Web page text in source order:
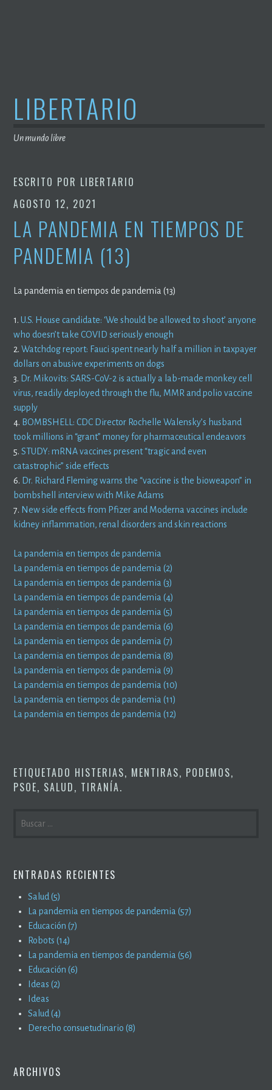
LIBERTARIO
Un mundo libre
ESCRITO POR LIBERTARIO
AGOSTO 12, 2021
LA PANDEMIA EN TIEMPOS DE
PANDEMIA (13)
La pandemia en tiempos de pandemia (13)
1.U.S. House candidate: ‘We should be allowed to shoot’ anyone
who doesn’t take COVID seriously enough
2.Watchdog report: Fauci spent nearly half a million in taxpayer
dollars on abusive experiments on dogs
3. Dr. Mikovits: SARS-CoV-2 is actually a lab-made monkey cell
virus, readily deployed through the flu, MMR and polio vaccine
supply
4. BOMBSHELL: CDC Director Rochelle Walensky’s husband
took millions in “grant” money for pharmaceutical endeavors
5.STUDY: mRNA vaccines present “tragic and even
catastrophic” side effects
6. Dr. Richard Fleming warns the “vaccine is the bioweapon” in
bombshell interview with Mike Adams
7. New side effects from Pfizer and Moderna vaccines include
kidney inflammation, renal disorders and skin reactions
La pandemia en tiempos de pandemia
La pandemia en tiempos de pandemia (2)
La pandemia en tiempos de pandemia (3)
La pandemia en tiempos de pandemia (4)
La pandemia en tiempos de pandemia (5)
La pandemia en tiempos de pandemia (6)
La pandemia en tiempos de pandemia (7)
La pandemia en tiempos de pandemia (8)
La pandemia en tiempos de pandemia (9)
La pandemia en tiempos de pandemia (10)
La pandemia en tiempos de pandemia (11)
La pandemia en tiempos de pandemia (12)
ETIQUETADO HISTERIAS, MENTIRAS, PODEMOS,
PSOE, SALUD, TIRANÍA.
ENTRADAS RECIENTES
Salud (5)
La pandemia en tiempos de pandemia (57)
Educación (7)
Robots (14)
La pandemia en tiempos de pandemia (56)
Educación (6)
Ideas (2)
Ideas
Salud (4)
Derecho consuetudinario (8)
ARCHIVOS